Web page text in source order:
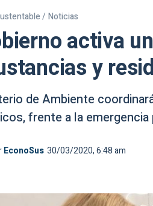
/ Noticias
activa
y
de Ambiente
frente a la
EconoSus 30/03/2020, 6:48 am